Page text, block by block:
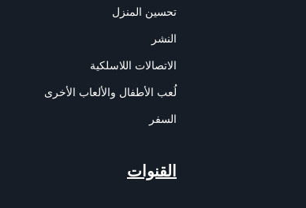
تحسين المنزل
النشر
الاتصالات اللاسلكية
لُعب الأطفال والألعاب الأخرى
السفر
القنوات